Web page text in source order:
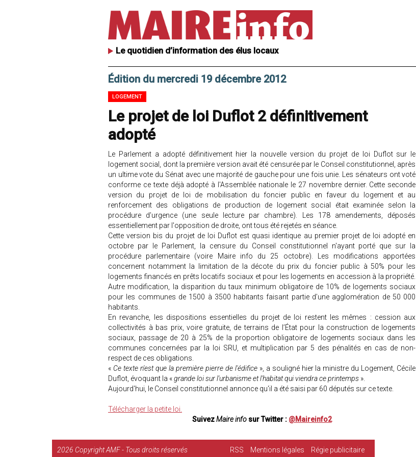
Le quotidien d’information des élus locaux
Édition du mercredi 19 décembre 2012
LOGEMENT
Le projet de loi Duflot 2 définitivement
adopté
Le Parlement a adopté définitivement hier la nouvelle version du projet de loi Duflot sur le
logement social, dont la première version avait été censurée par le Conseil constitutionnel, après
un ultime vote du Sénat avec une majorité de gauche pour une fois unie. Les sénateurs ont voté
conforme ce texte déjà adopté à l'Assemblée nationale le 27 novembre dernier. Cette seconde
version du projet de loi de mobilisation du foncier public en faveur du logement et au
renforcement des obligations de production de logement social était examinée selon la
procédure d’urgence (une seule lecture par chambre). Les 178 amendements, déposés
essentiellement par l'opposition de droite, ont tous été rejetés en séance.
Cette version bis du projet de loi Duflot est quasi identique au premier projet de loi adopté en
octobre par le Parlement, la censure du Conseil constitutionnel n'ayant porté que sur la
procédure parlementaire (voire Maire info du 25 octobre). Les modifications apportées
concernent notamment la limitation de la décote du prix du foncier public à 50% pour les
logements financés en prêts locatifs sociaux et pour les logements en accession à la propriété.
Autre modification, la disparition du taux minimum obligatoire de 10% de logements sociaux
pour les communes de 1500 à 3500 habitants faisant partie d’une agglomération de 50 000
habitants.
En revanche, les dispositions essentielles du projet de loi restent les mêmes : cession aux
collectivités à bas prix, voire gratuite, de terrains de l’État pour la construction de logements
sociaux, passage de 20 à 25% de la proportion obligatoire de logements sociaux dans les
communes concernées par la loi SRU, et multiplication par 5 des pénalités en cas de non-
respect de ces obligations.
« Ce texte n'est que la première pierre de l'édifice», a souligné hier la ministre du Logement, Cécile
Duflot, évoquant la «grande loi sur l'urbanisme et l'habitat qui viendra ce printemps ».
Aujourd'hui, le Conseil constitutionnel annonce qu'il a été saisi par 60 députés sur ce texte.
Télécharger la petite loi.
SuivezMaire infosur Twitter : @Maireinfo2
2026 Copyright AMF - Tous droits réservés RSS Mentions légales
Régie publicitaire